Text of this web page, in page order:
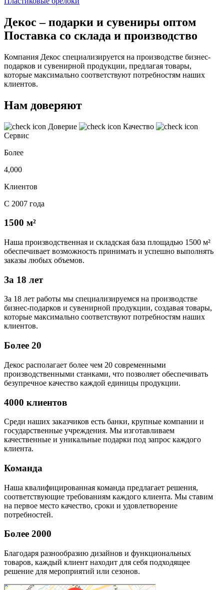
Декос – подарки и сувениры оптом
Поставка со склада и производство
Компания Декос специализируется на производстве бизнес-
подарков и сувенирной продукции, предлагая товары,
которые максимально соответствуют потребностям наших
клиентов.
Нам доверяют
Доверие
Качество
Сервис
Более
4,000
Клиентов
С 2007 года
1500 м²
Наша производственная и складская база площадью 1500 м²
обеспечивает возможность принимать и успешно выполнять
заказы любых объемов.
За 18 лет
За 18 лет работы мы специализируемся на производстве
бизнес-подарков и сувенирной продукции, создавая товары,
которые максимально соответствуют потребностям наших
клиентов.
Более 20
Декос располагает более чем 20 современными
производственными станками, что позволяет обеспечивать
безупречное качество каждой единицы продукции.
4000 клиентов
Среди наших заказчиков есть банки, крупные компании и
государственные учреждения. Мы изготавливаем
качественные и уникальные подарки под запрос каждого
клиента.
Команда
Наша квалифицированная команда предлагает решения,
соответствующие требованиям каждого клиента. Мы ставим
на первое место качество, сроки и удовлетворение
потребностей.
Более 2000
Благодаря разнообразию дизайнов и функциональных
товаров, каждый клиент находит для себя подходящее
решение для мероприятий или сезонов.